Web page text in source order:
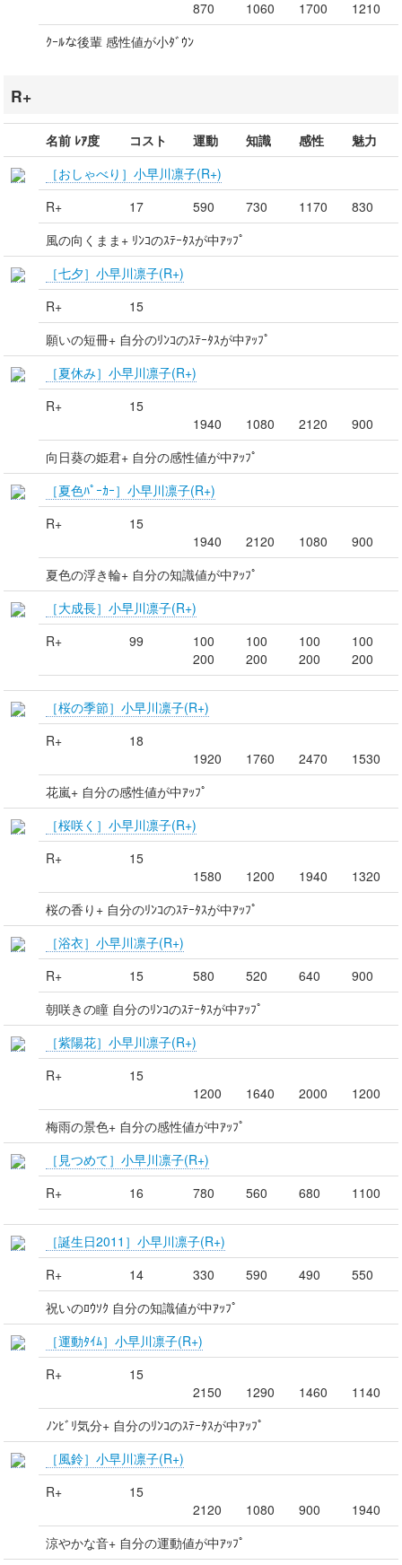
870
1060
1700
1210
ｸｰﾙな後輩 感性値が小ﾀﾞｳﾝ
R+
名前 ﾚｱ度 コスト 運動 知識 感性
魅力
［おしゃべり］小早川凛子(R+)
R+
17 590 730 1170
830
風の向くまま+ ﾘﾝｺのｽﾃｰﾀｽが中ｱｯﾌﾟ
［七夕］小早川凛子(R+)
R+
15
願いの短冊+ 自分のﾘﾝｺのｽﾃｰﾀｽが中ｱｯﾌﾟ
［夏休み］小早川凛子(R+)
R+
15
1940
1080 2120
900
向日葵の姫君+ 自分の感性値が中ｱｯﾌﾟ
［夏色ﾊﾟｰｶｰ］小早川凛子(R+)
R+
15
1940
2120 1080
900
夏色の浮き輪+ 自分の知識値が中ｱｯﾌﾟ
［大成長］小早川凛子(R+)
R+
99
100
200
100
200
100
200
100
200
［桜の季節］小早川凛子(R+)
R+
18
1920
1760 2470
1530
花嵐+ 自分の感性値が中ｱｯﾌﾟ
［桜咲く］小早川凛子(R+)
R+
15
1580
1200 1940
1320
桜の香り+ 自分のﾘﾝｺのｽﾃｰﾀｽが中ｱｯﾌﾟ
［浴衣］小早川凛子(R+)
R+
15 580 520 640
900
朝咲きの瞳 自分のﾘﾝｺのｽﾃｰﾀｽが中ｱｯﾌﾟ
［紫陽花］小早川凛子(R+)
R+
15
1200
1640 2000
1200
梅雨の景色+ 自分の感性値が中ｱｯﾌﾟ
［見つめて］小早川凛子(R+)
R+
16 780 560 680 1100
［誕生日2011］小早川凛子(R+)
R+
14 330 590 490
550
祝いのﾛｳｿｸ 自分の知識値が中ｱｯﾌﾟ
［運動ﾀｲﾑ］小早川凛子(R+)
R+
15
2150
1290 1460
1140
ﾉﾝﾋﾞﾘ気分+ 自分のﾘﾝｺのｽﾃｰﾀｽが中ｱｯﾌﾟ
［風鈴］小早川凛子(R+)
R+
15
2120
1080 900
1940
涼やかな音+ 自分の運動値が中ｱｯﾌﾟ